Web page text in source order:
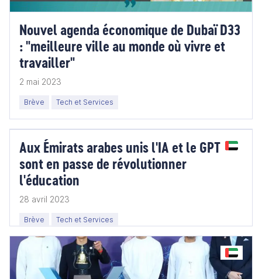
Nouvel agenda économique de Dubaï D33
: "meilleure ville au monde où vivre et
travailler"
2 mai 2023
Brève Tech et Services
Aux Émirats arabes unis l'IA et le GPT
sont en passe de révolutionner
l'éducation
28 avril 2023
Brève Tech et Services